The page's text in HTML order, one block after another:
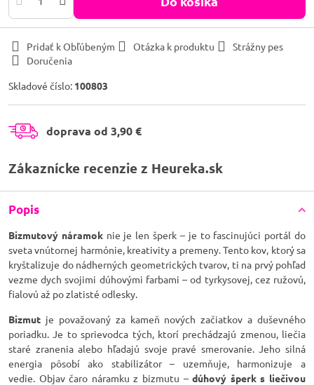
Pridať k Obľúbeným Otázka k produktu
Strážny pes
Doručenia
Skladové číslo: 100803
doprava od 3,90 €
Zákaznícke recenzie z Heureka.sk
Popis
Bizmutový náramoknie je len šperk – je to fascinujúci portál do
sveta vnútornej harmónie, kreativity a premeny. Tento kov, ktorý sa
kryštalizuje do nádherných geometrických tvarov, ti na prvý pohľad
vezme dych svojimi dúhovými farbami – od tyrkysovej, cez ružovú,
fialovú až po zlatisté odlesky.
Bizmut je považovaný za kameň nových začiatkov a duševného
poriadku. Je to sprievodca tých, ktorí prechádzajú zmenou, liečia
staré zranenia alebo hľadajú svoje pravé smerovanie. Jeho silná
energia pôsobí ako stabilizátor – uzemňuje, harmonizuje a
vedie. Objav čaro náramku z bizmutu –dúhový šperk s liečivou